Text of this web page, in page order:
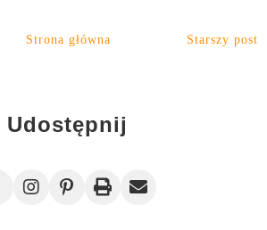
Starszy post
Strona główna
Udostępnij